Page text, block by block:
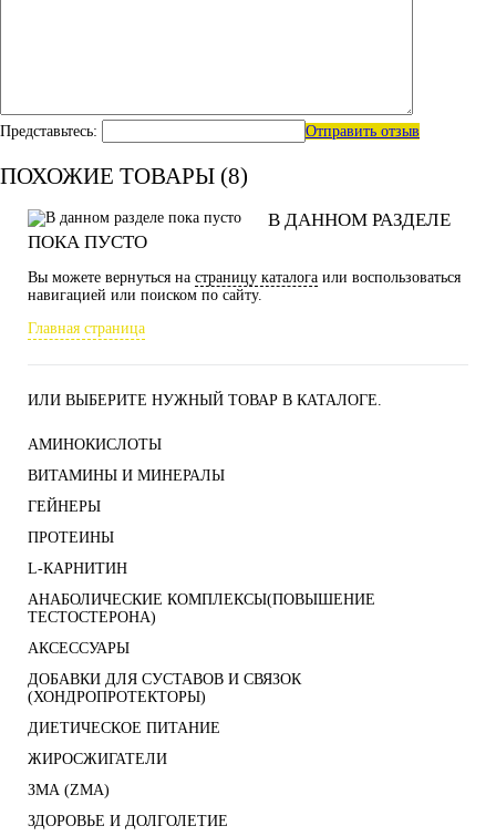
Представьтесь: Отправить отзыв
ПОХОЖИЕ ТОВАРЫ (8)
В ДАННОМ РАЗДЕЛЕ
ПОКА ПУСТО
Вы можете вернуться на страницу каталога или воспользоваться
навигацией или поиском по сайту.
Главная страница
ИЛИ ВЫБЕРИТЕ НУЖНЫЙ ТОВАР В КАТАЛОГЕ.
АМИНОКИСЛОТЫ
ВИТАМИНЫ И МИНЕРАЛЫ
ГЕЙНЕРЫ
ПРОТЕИНЫ
L-КАРНИТИН
АНАБОЛИЧЕСКИЕ КОМПЛЕКСЫ(ПОВЫШЕНИЕ
ТЕСТОСТЕРОНА)
АКСЕССУАРЫ
ДОБАВКИ ДЛЯ СУСТАВОВ И СВЯЗОК
(ХОНДРОПРОТЕКТОРЫ)
ДИЕТИЧЕСКОЕ ПИТАНИЕ
ЖИРОСЖИГАТЕЛИ
ЗМА (ZMA)
ЗДОРОВЬЕ И ДОЛГОЛЕТИЕ